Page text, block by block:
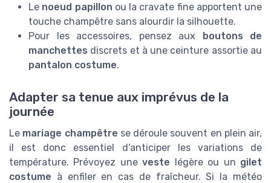
Le noeud papillon ou la cravate fine apportent une
touche champêtre sans alourdir la silhouette.
Pour les accessoires, pensez aux boutons de
manchettes discrets et à une ceinture assortie au
pantalon costume.
Adapter sa tenue aux imprévus de la
journée
Le mariage champêtre se déroule souvent en plein air,
il est donc essentiel d’anticiper les variations de
température. Prévoyez uneveste légère ou un gilet
costume à enfiler en cas de fraîcheur. Si la météo